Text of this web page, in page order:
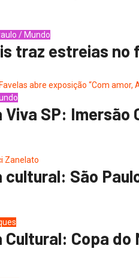
/ Mundo
traz estreias no
Viva SP: Imersão
Zanelato
cultural: São
Cultural: Copa do